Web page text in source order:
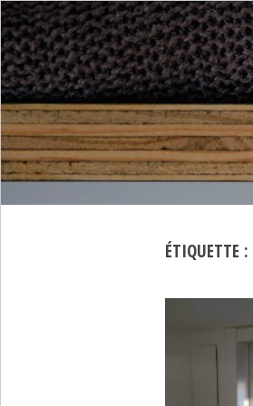
ÉTIQUETTE :